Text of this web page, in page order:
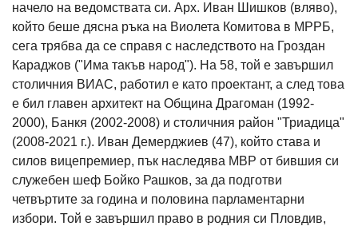
начело на ведомствата си. Арх. Иван Шишков (вляво),
който беше дясна ръка на Виолета Комитова в МРРБ,
сега трябва да се справя с наследството на Гроздан
Караджов ("Има такъв народ"). На 58, той е завършил
столичния ВИАС, работил е като проектант, а след това
е бил главен архитект на Община Драгоман (1992-
2000), Банкя (2002-2008) и столичния район "Триадица"
(2008-2021 г.). Иван Демерджиев (47), който става и
силов вицепремиер, пък наследява МВР от бившия си
служебен шеф Бойко Рашков, за да подготви
четвъртите за година и половина парламентарни
избори. Той е завършил право в родния си Пловдив,